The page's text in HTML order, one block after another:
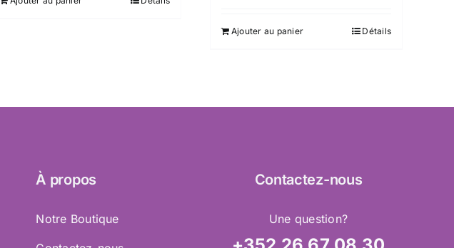
Ajouter au panier Détails
À propos
Notre Boutique
Contactez-nous
Une question?